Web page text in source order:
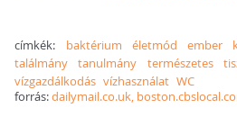
címkék: baktérium életmód ember
találmány
tanulmány természetes
vízgazdálkodás vízhasználat WC
forrás:dailymail.co.uk,